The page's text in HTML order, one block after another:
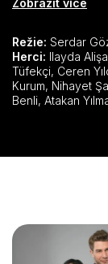
vysokou cenu za
Režie: Serdar
Herci:
Tüfekçi, Ceren Yıldırım, Elif Çapkın, Yağmur Gurur, Halil Ibrahim
Kurum, Nihayet Şahin, Zeynep Kankonde, Ceren Taşçı, Hazal